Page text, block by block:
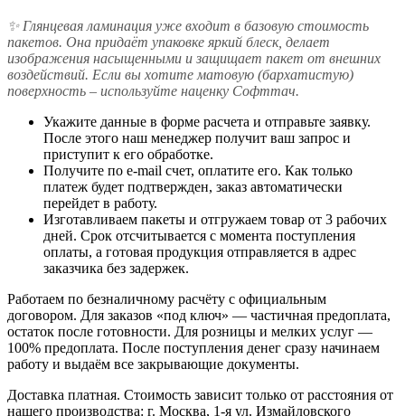
✨ Глянцевая ламинация уже входит в базовую стоимость
пакетов. Она придаёт упаковке яркий блеск, делает
изображения насыщенными и защищает пакет от внешних
воздействий. Если вы хотите матовую (бархатистую)
поверхность – используйте наценку Софттач.
Укажите данные в форме расчета и отправьте заявку.
После этого наш менеджер получит ваш запрос и
приступит к его обработке.
Получите по e-mail счет, оплатите его. Как только
платеж будет подтвержден, заказ автоматически
перейдет в работу.
Изготавливаем пакеты и отгружаем товар от 3 рабочих
дней. Срок отсчитывается с момента поступления
оплаты, а готовая продукция отправляется в адрес
заказчика без задержек.
Работаем по безналичному расчёту с официальным
договором. Для заказов «под ключ» — частичная предоплата,
остаток после готовности. Для розницы и мелких услуг —
100% предоплата. После поступления денег сразу начинаем
работу и выдаём все закрывающие документы.
Доставка платная. Стоимость зависит только от расстояния от
нашего производства: г. Москва, 1-я ул. Измайловского